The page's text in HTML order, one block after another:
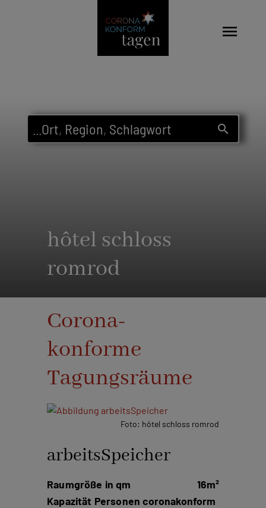
Ort, Region, Schlagwort search
menu
hôtel schloss
romrod
Corona-
konforme
Tagungsräume
Foto: hôtel schloss romrod
arbeitsSpeicher
Raumgröße in qm
16m²
Kapazität Personen coronakonform